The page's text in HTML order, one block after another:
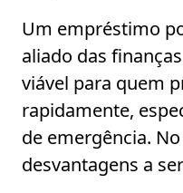
Um empréstimo
aliado das
viável para quem
rapidamente,
de emergência.
desvantagens a